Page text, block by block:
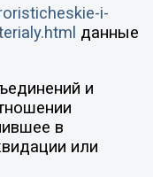
i-
данные
и
в
или